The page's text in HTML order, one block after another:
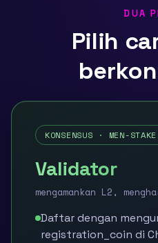
DUA
Pilih
KONSENSUS · MEN-
Validator
mengamankan L2,
Daftar dengan
registration_coin di